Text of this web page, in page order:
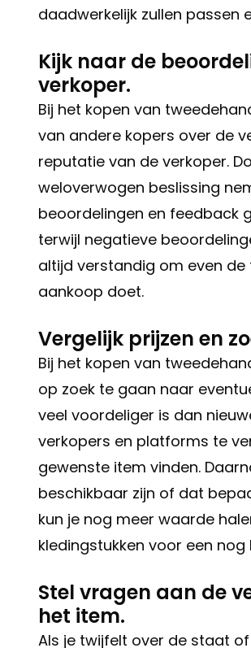
daadwerkelijk zullen passen
Kijk naar de
verkoper.
Bij het kopen van
van andere kopers over de
reputatie van de verkoper.
weloverwogen beslissing
beoordelingen en feedback
terwijl negatieve
altijd verstandig om even
aankoop doet.
Vergelijk prijzen en
Bij het kopen van
op zoek te gaan naar
veel voordeliger is dan
verkopers en platforms te
gewenste item vinden.
beschikbaar zijn of dat
kun je nog meer waarde
kledingstukken voor een nog
Stel vragen aan de
het item.
Als je twijfelt over de staat